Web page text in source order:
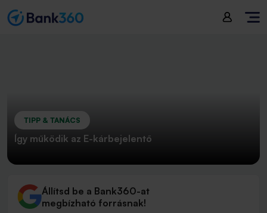
TIPP & TANÁCS
Így működik az E-kárbejelentő
Állítsd be a Bank360-at
megbízható forrásnak!